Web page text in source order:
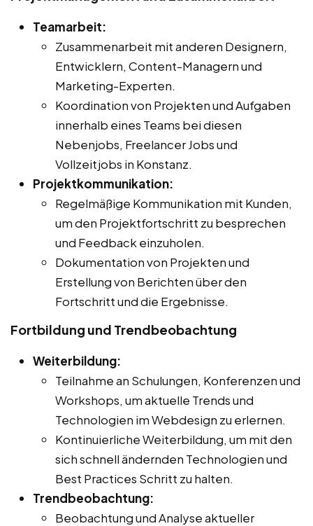
Teamarbeit:
Zusammenarbeit mit anderen Designern,
Entwicklern, Content-Managern und
Marketing-Experten.
Koordination von Projekten und Aufgaben
innerhalb eines Teams bei diesen
Nebenjobs, Freelancer Jobs und
Vollzeitjobs in Konstanz.
Projektkommunikation:
Regelmäßige Kommunikation mit Kunden,
um den Projektfortschritt zu besprechen
und Feedback einzuholen.
Dokumentation von Projekten und
Erstellung von Berichten über den
Fortschritt und die Ergebnisse.
Fortbildung und Trendbeobachtung
Weiterbildung:
Teilnahme an Schulungen, Konferenzen und
Workshops, um aktuelle Trends und
Technologien im Webdesign zu erlernen.
Kontinuierliche Weiterbildung, um mit den
sich schnell ändernden Technologien und
Best Practices Schritt zu halten.
Trendbeobachtung:
Beobachtung und Analyse aktueller